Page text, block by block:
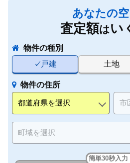
あなたの
査定額はい
物件の種別
戸建
土地
物件の住所
簡単30秒入力